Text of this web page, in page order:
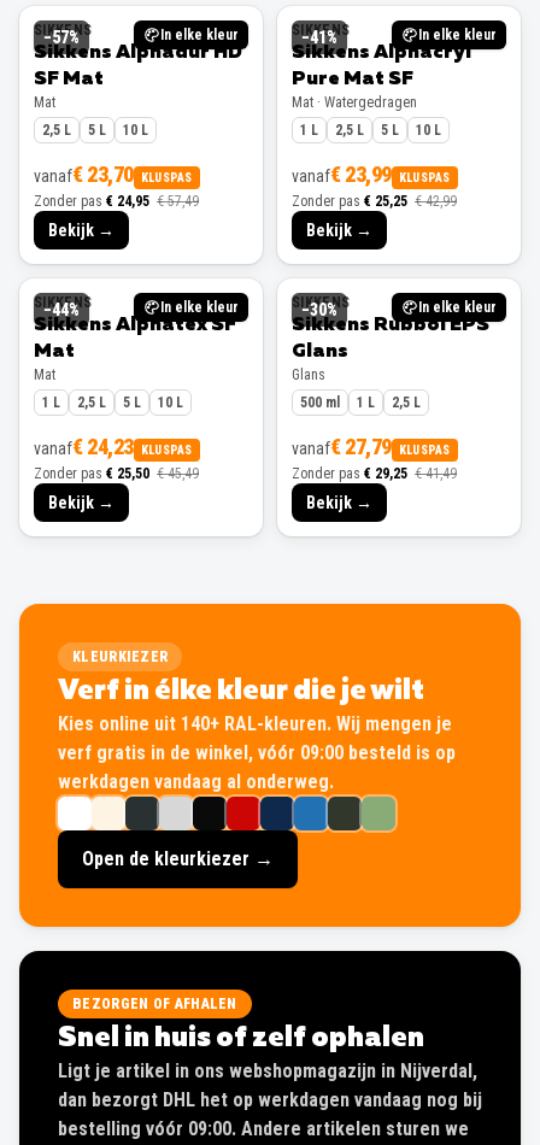
−57% In elke kleur
SIKKENS
Sikkens Alphadur HD
SF Mat
Mat
2,5 L
5 L 10 L
vanaf€ 23,70 KLUSPAS
Zonder pas € 24,95 € 57,49
Bekijk →
−41% In elke kleur
SIKKENS
Sikkens Alphacryl
Pure Mat SF
Mat · Watergedragen
1 L
2,5 L 5 L 10 L
vanaf€ 23,99 KLUSPAS
Zonder pas € 25,25 € 42,99
Bekijk →
−44% In elke kleur
SIKKENS
Sikkens Alphatex SF
Mat
Mat
1 L
2,5 L 5 L 10 L
vanaf€ 24,23 KLUSPAS
Zonder pas € 25,50 € 45,49
Bekijk →
−30% In elke kleur
SIKKENS
Sikkens Rubbol EPS
Glans
Glans
500 ml
1 L 2,5 L
vanaf€ 27,79 KLUSPAS
Zonder pas € 29,25 € 41,49
Bekijk →
KLEURKIEZER
Verf in élke kleur die je wilt
Kies online uit 140+ RAL-kleuren. Wij mengen je
verf gratis in de winkel, vóór 09:00 besteld is op
werkdagen vandaag al onderweg.
Open de kleurkiezer →
BEZORGEN OF AFHALEN
Snel in huis of zelf ophalen
Ligt je artikel in ons webshopmagazijn in Nijverdal,
dan bezorgt DHL het op werkdagen vandaag nog bij
bestelling vóór 09:00. Andere artikelen sturen we